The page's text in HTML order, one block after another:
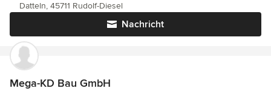
Nachricht
Datteln, 45711 Rudolf-Diesel
Mega-KD Bau GmbH